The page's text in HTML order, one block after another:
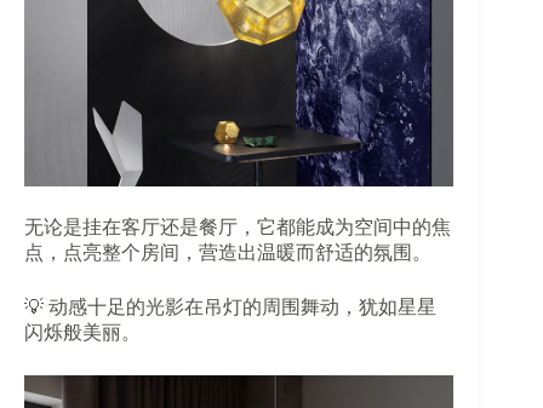
无论是挂在客厅还是餐厅，它都能成为空间中的焦
点，点亮整个房间，营造出温暖而舒适的氛围。
💡 动感十足的光影在吊灯的周围舞动，犹如星星
闪烁般美丽。